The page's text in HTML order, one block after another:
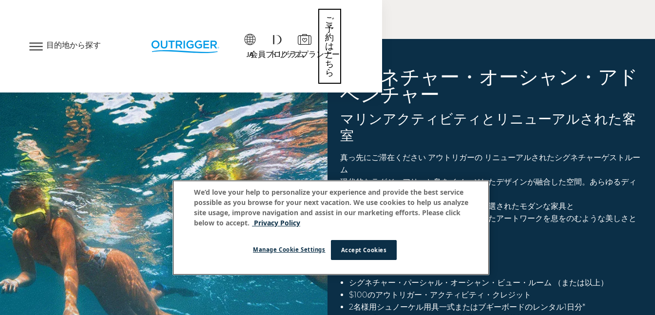
目的地から探す
JA会員プログラム
トリッププランナー
ご
予
約
は
こ
ち
ら
シグネチャー・オーシャン・アド
ベンチャー
マリンアクティビティとリニューアルされた客
室
真っ先にご滞在ください アウトリガーの リニューアルされたシグネチャーゲストルー
ム
現代的なラグジュアリーと島をイメージしたデザインが融合した空間。あらゆるディ
テールに
ワンランク上のご滞在のために思慮深く厳選されたモダンな家具と
地元のアーティストによる美しく装飾されたアートワークを息をのむような美しさと
景色
パッケージ内容：
シグネチャー・パーシャル・オーシャン・ビュー・ルーム
（または以上）
$100のアウトリガー・アクティビティ・クレジット
2名様用シュノーケル用具一式またはブギーボードのレンタル1日分*
We’d love your help to personalize your experience and provide the best service
possible as you browse for your next vacation. We use cookies to help us analyze
site usage, improve navigation and assist in our marketing efforts. Please click
below to accept. Privacy Policy
Accept Cookies
Manage Cookie Settings